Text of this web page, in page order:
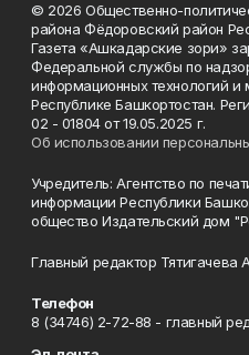
© 2026 Общественно-
района Фёдоровский район
Газета «Ашкадарские зори»
Федеральной службы по
информационных технологий
Республике Башкортостан.
02 - 01804 от 19.05.2025 г.
Об использовании
Учредитель: Агентство по
информации Республики
общество Издательский дом
Главный редактор Тятигачева
Телефон
8 (34746) 2-72-88 - главный